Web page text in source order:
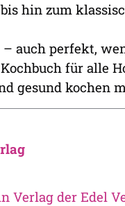
hin zum
– auch perfekt,
für alle
gesund kochen
Verlag der Edel